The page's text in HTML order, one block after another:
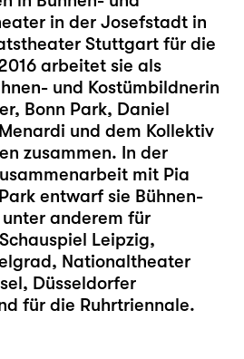
in der Josefstadt in
Stuttgart für die
arbeitet sie als
und Kostümbildnerin
Bonn Park, Daniel
und dem Kollektiv
zusammen. In der
mit Pia
entwarf sie Bühnen-
anderem für
Leipzig,
Nationaltheater
Düsseldorfer
für die Ruhrtriennale.